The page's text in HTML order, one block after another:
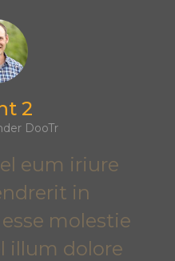
2
DooTr
eum iriure
in
molestie
illum dolore